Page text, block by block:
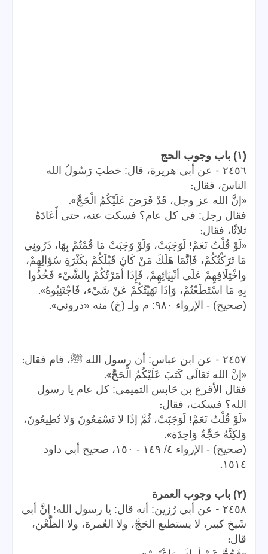
(١) باب وجوب الحج
٢٤٥٦ - عن أبي هريرة، قال: خطبَ رَسُولُ الله
الناسَ، فقال:
« إنَّ الله عز وجل، قَدْ فَرَضَ عَلَيْكُمُ الْحَجَّ».
فقال رجل: في كل عام؟ فسكت عنه، حتى أَعَادَهُ
ثلاثًا، فقال:
«لَوْ قُلْتُ نَعَمْ! لَوَجَبَتْ، وَلَوْ وَجَبَتْ مَا قُمْتُمْ بِهَا، ذَرُونِي
مَا تَرَكْتُكُمْ، فَإنَّمَا هَلَكَ مَنْ كَانَ قَبْلَكُمْ بكَثْرَةِ سُؤالِهِمْ،
واخْتِلَافِهِمْ عَلَى أنْبِيَائِهِمْ، فَإِذَا أَمَرْتُكُمْ بِالشَّيْء فَخُذُوا
بِهِ مَا اسْتَطَعْتُمْ، وَإذَا نَهَيْتُكُمْ عَنْ شَيْء، فَاجْتَنِبُوهُ».
(صحيح) - الإرواء ٩٨٠: م ولـ (خ) منه «ذروني ».
٢٤٥٧ - عن ابن عباس: أن رسول الله ﷺ، قام فقال:
« إنَّ الله تَعَالَى كَتَبَ عَلَيْكُمُ الْحَجَّ».
فقال الأقرع بن حَابس التميمي: كل عام يا رسول
الله؟ فسكت، فقال:
«لَوْ قُلْتُ نَعَمْ! لَوَجَبَتْ، ثُمَّ إذًا لا تَسْمَعُونَ وَلا تُطِيعُونَ،
وَلكِنَّهُ حَجَّةٌ وَاحِدَة».
(صحيح) - الإرواء ٤/ ١٤٩ - ١٥٠، صحيح أبي داود
١٥١٤.
(٢) باب وجوب العمرة
٢٤٥٨ - عن أبي رُزين: أنه قال: يا رسول الله! إنَّ أبي
شَيخ كبير، لا يستطيع الحَجَّ، ولا العُمرة، ولا الظَّعْن،
قال: